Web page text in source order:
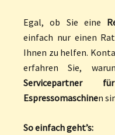
Egal, ob Sie eine
einfach nur einen
Ihnen zu helfen.
erfahren Sie,
Servicepartner
Espressomaschinen
So einfach geht’s: